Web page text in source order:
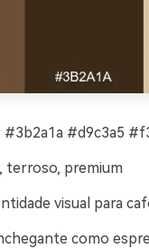
#d9c3a5
premium
visual para
como